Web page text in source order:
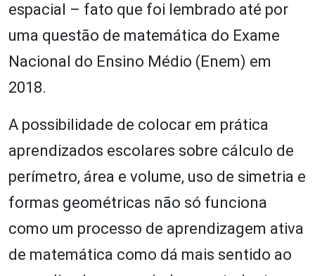
espacial – fato que foi lembrado até por
uma questão de matemática do Exame
Nacional do Ensino Médio (Enem) em
2018.
A possibilidade de colocar em prática
aprendizados escolares sobre cálculo de
perímetro, área e volume, uso de simetria e
formas geométricas não só funciona
como um processo de aprendizagem ativa
de matemática como dá mais sentido ao